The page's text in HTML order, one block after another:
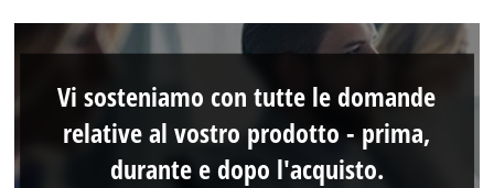
Vi sosteniamo con tutte le domande
relative al vostro prodotto - prima,
durante e dopo l'acquisto.